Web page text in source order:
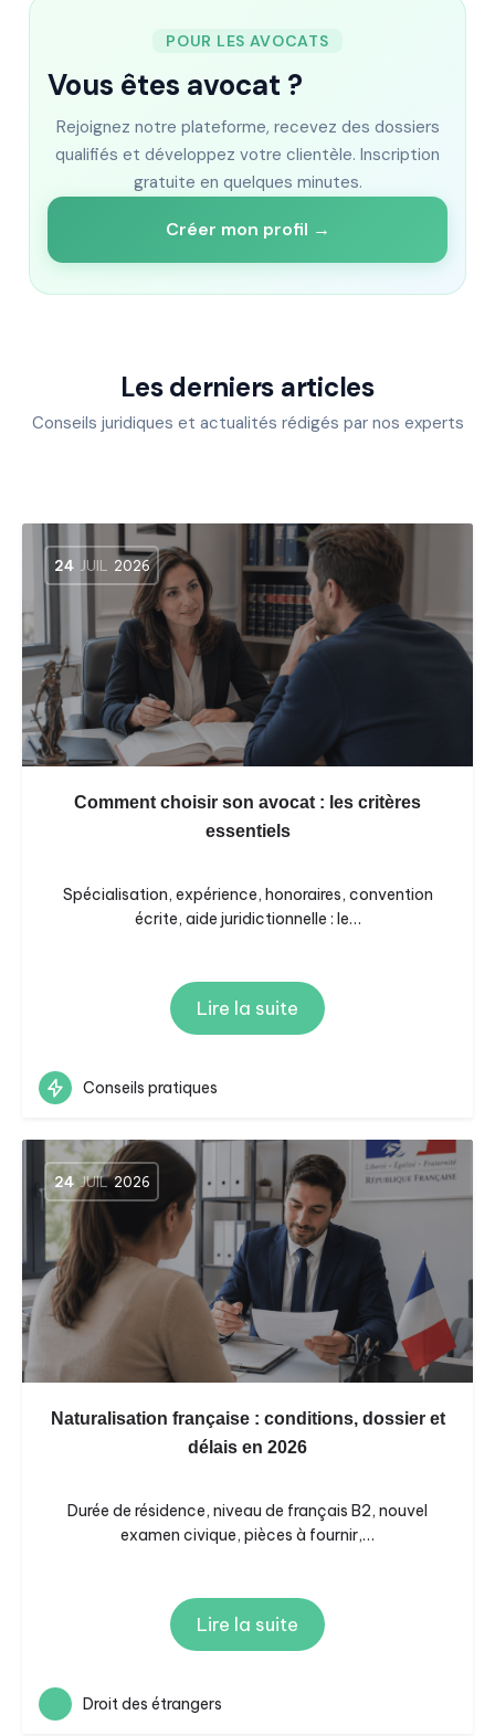
POUR LES AVOCATS
Vous êtes avocat ?
Rejoignez notre plateforme, recevez des dossiers
qualifiés et développez votre clientèle. Inscription
gratuite en quelques minutes.
Créer mon profil →
Les derniers articles
Conseils juridiques et actualités rédigés par nos experts
24 JUIL 2026
Comment choisir son avocat : les critères
essentiels
Spécialisation, expérience, honoraires, convention
écrite, aide juridictionnelle : le…
Lire la suite
Conseils pratiques
24 JUIL 2026
Naturalisation française : conditions, dossier et
délais en 2026
Durée de résidence, niveau de français B2, nouvel
examen civique, pièces à fournir,…
Lire la suite
Droit des étrangers